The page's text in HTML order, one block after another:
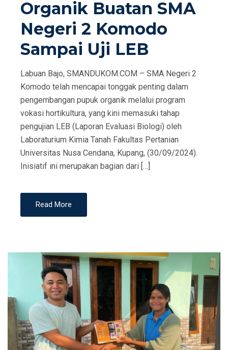
Organik Buatan SMA
Negeri 2 Komodo
Sampai Uji LEB
Labuan Bajo, SMANDUKOM.COM – SMA Negeri 2
Komodo telah mencapai tonggak penting dalam
pengembangan pupuk organik melalui program
vokasi hortikultura, yang kini memasuki tahap
pengujian LEB (Laporan Evaluasi Biologi) oleh
Laboraturium Kimia Tanah Fakultas Pertanian
Universitas Nusa Cendana, Kupang, (30/09/2024).
Inisiatif ini merupakan bagian dari […]
Read More